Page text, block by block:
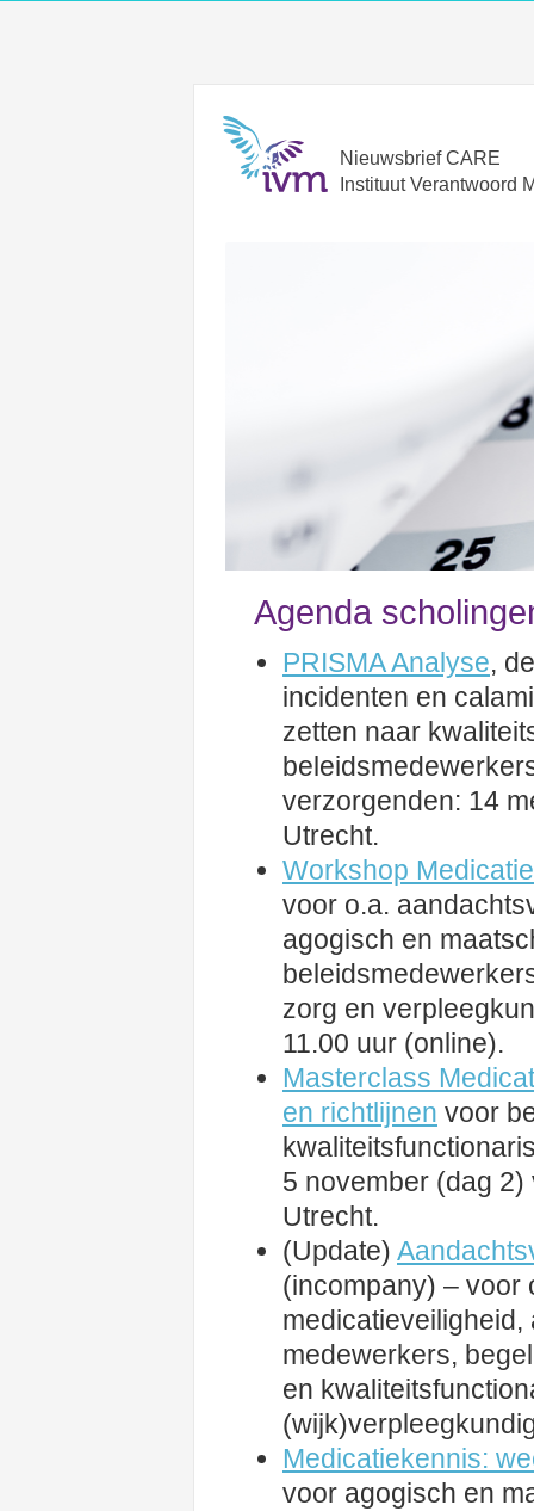
Nieuwsbrief CARE
Instituut Verantwoord
Agenda
PRISMA Analyse,
incidenten en
zetten naar
verzorgenden: 14
Utrecht.
Workshop
voor o.a.
agogisch en
zorg en
11.00 uur (online).
Masterclass
en richtlijnen voor
5 november (dag
Utrecht.
(Update)
(incompany) – voor
medewerkers,
en
Medicatiekennis:
voor agogisch en